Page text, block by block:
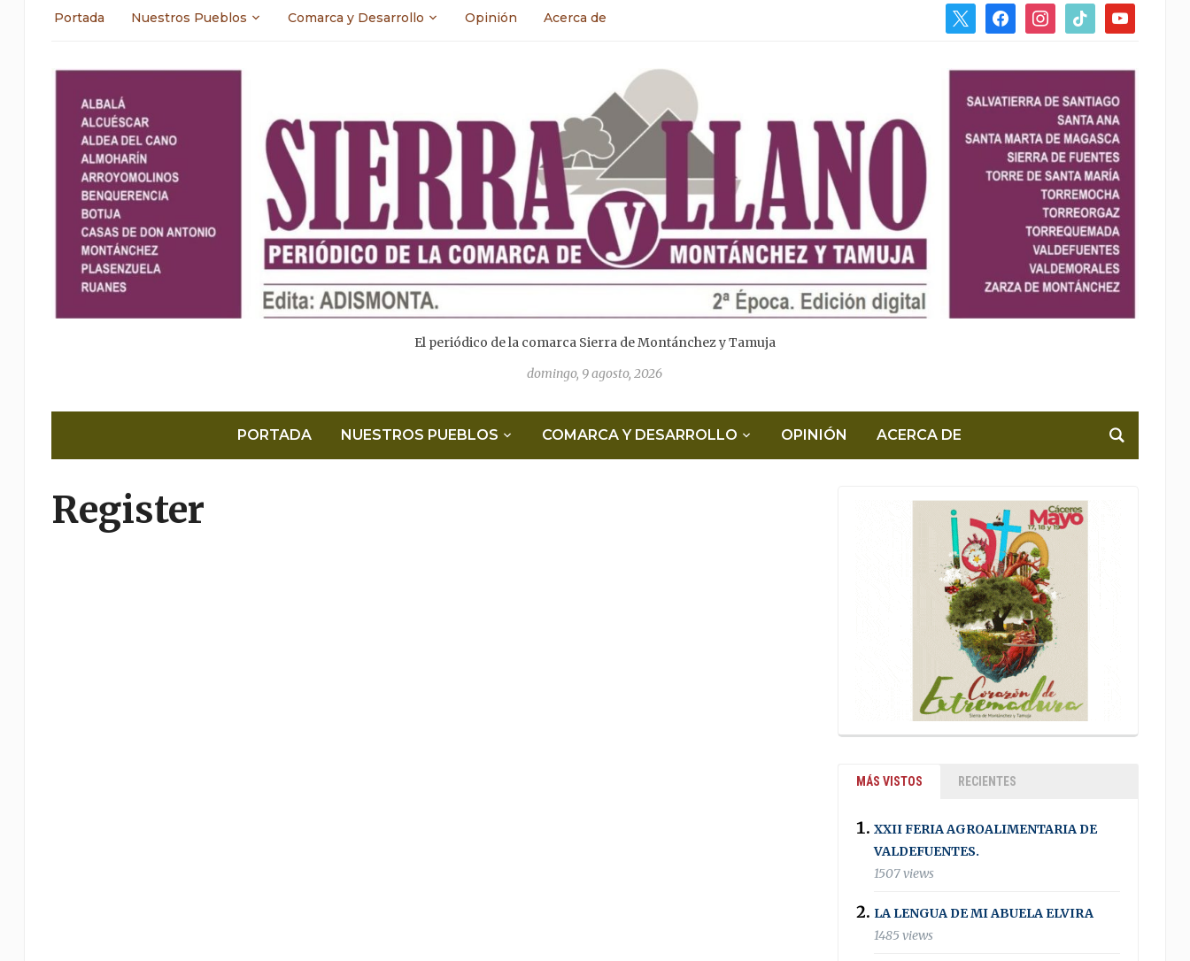
facebookinstagram
tiktok youtube
Portada Nuestros Pueblos Comarca y Desarrollo Opinión Acerca de
El periódico de la comarca Sierra de Montánchez y Tamuja
domingo, 9 agosto, 2026
PORTADA NUESTROS PUEBLOS COMARCA Y DESARROLLO OPINIÓN ACERCA DE
Register
MÁS VISTOS RECIENTES
XXII FERIA AGROALIMENTARIA DE
VALDEFUENTES.
1507 views
LA LENGUA DE MI ABUELA ELVIRA
1485 views